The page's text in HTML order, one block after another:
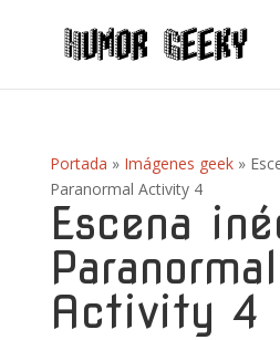
Portada » Imágenes geek»
Paranormal Activity 4
Escena
Paranormal
Activity 4